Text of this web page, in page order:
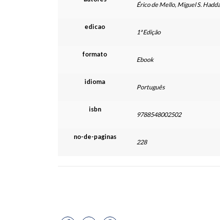
Érico de Mello, Miguel S.
edicao
1ª Edição
formato
Ebook
idioma
Português
isbn
9788548002502
no-de-paginas
228